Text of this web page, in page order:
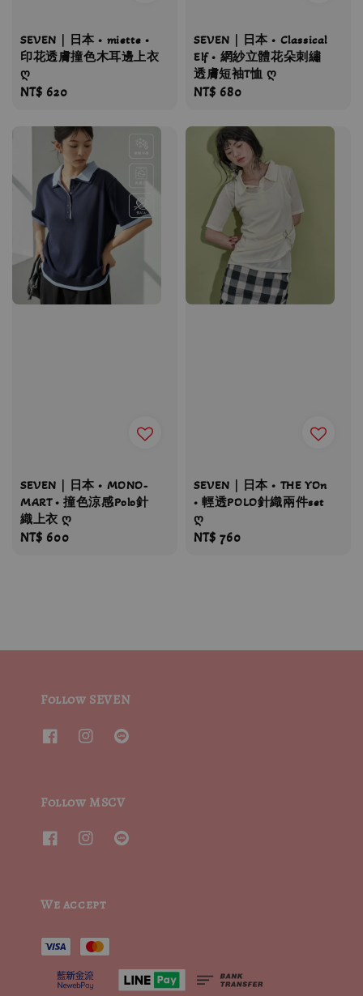
SEVEN｜日本 • miette •
印花透膚撞色木耳邊上衣
ღ
Regular
NT$ 620
SEVEN｜日本 • Classical
Elf • 網紗立體花朵刺繡
透膚短袖T恤 ღ
Regular
NT$ 680
SEVEN｜日本 • MONO-
MART • 撞色涼感Polo針
織上衣 ღ
Regular
NT$ 600
SEVEN｜日本 • THE YOn
• 輕透POLO針織兩件set
ღ
Regular
NT$ 760
Follow SEVEN
Follow MSCV
We accept